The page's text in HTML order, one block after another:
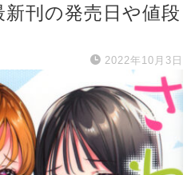
刊の発売日や値段
2022年10月3日